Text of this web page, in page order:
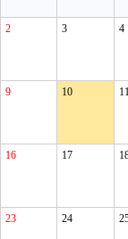
2 3 4
9 10
16 17
23 24